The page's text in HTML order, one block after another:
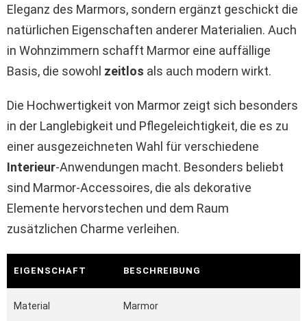
Eleganz des Marmors, sondern ergänzt geschickt die
natürlichen Eigenschaften anderer Materialien. Auch
in Wohnzimmern schafft Marmor eine auffällige
Basis, die sowohl zeitlos als auch modern wirkt.
Die Hochwertigkeit von Marmor zeigt sich besonders
in der Langlebigkeit und Pflegeleichtigkeit, die es zu
einer ausgezeichneten Wahl für verschiedene
Interieur-Anwendungen macht. Besonders beliebt
sind Marmor-Accessoires, die als dekorative
Elemente hervorstechen und dem Raum
zusätzlichen Charme verleihen.
EIGENSCHAFT BESCHREIBUNG
Material Marmor